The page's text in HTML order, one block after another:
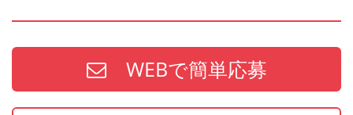
WEBで簡単応募